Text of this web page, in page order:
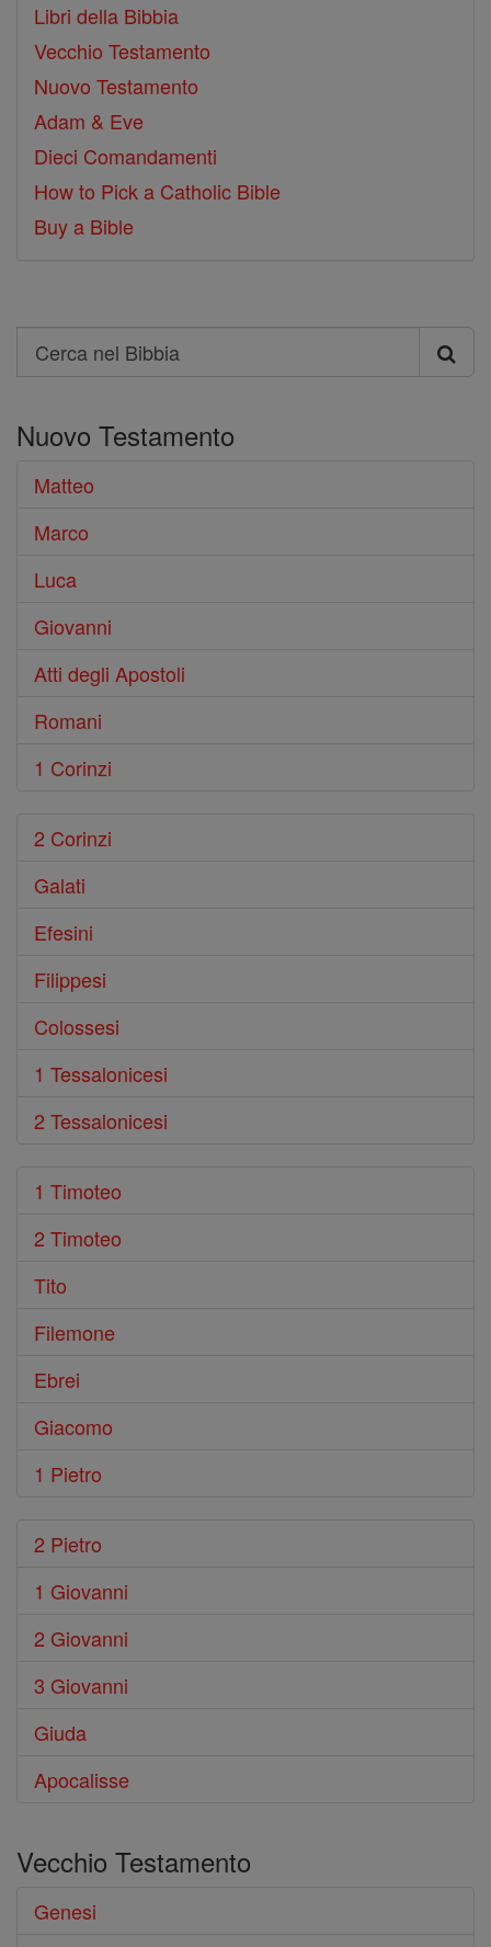
Libri della Bibbia
Vecchio Testamento
Nuovo Testamento
Adam & Eve
Dieci Comandamenti
How to Pick a Catholic Bible
Buy a Bible
Search
Cerca
Bibbia
Nuovo Testamento
Matteo
Marco
Luca
Giovanni
Atti degli Apostoli
Romani
1 Corinzi
2 Corinzi
Galati
Efesini
Filippesi
Colossesi
1 Tessalonicesi
2 Tessalonicesi
1 Timoteo
2 Timoteo
Tito
Filemone
Ebrei
Giacomo
1 Pietro
2 Pietro
1 Giovanni
2 Giovanni
3 Giovanni
Giuda
Apocalisse
Vecchio Testamento
Genesi